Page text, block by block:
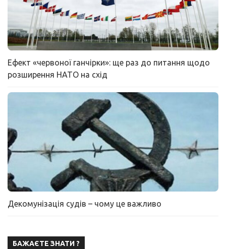
Ефект «червоної ганчірки»: ще раз до питання щодо
розширення НАТО на схід
Декомунізація судів – чому це важливо
БАЖАЄТЕ ЗНАТИ ?